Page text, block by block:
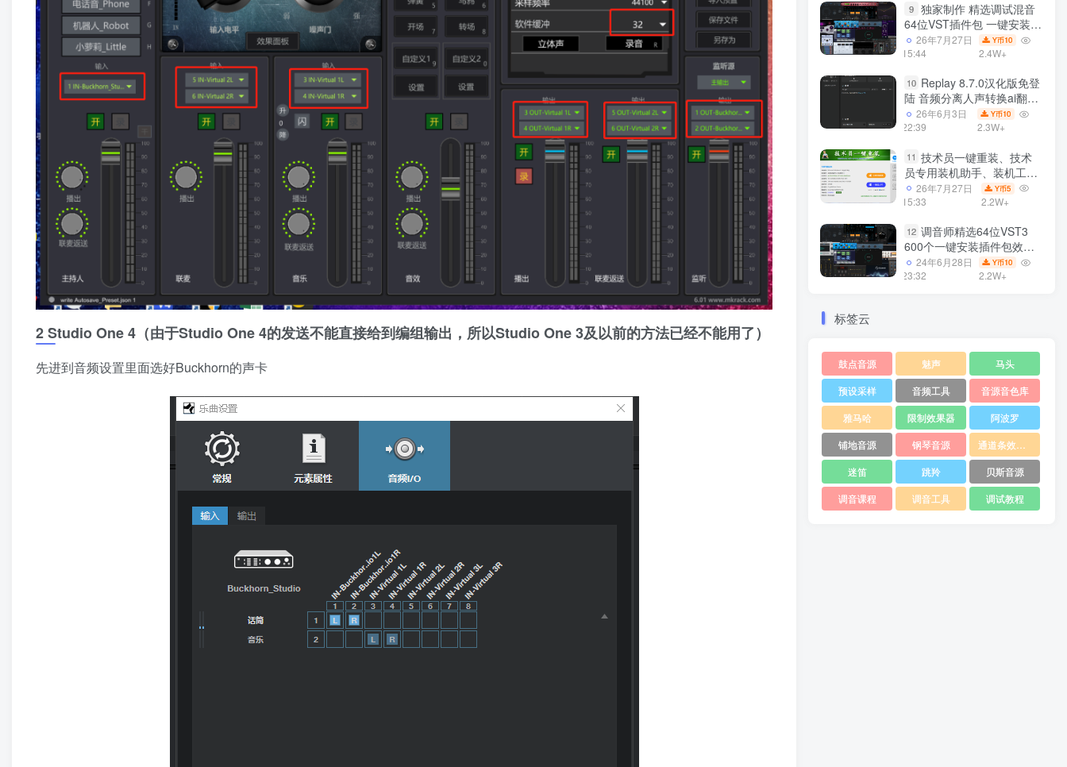
2 Studio One 4（由于Studio One 4的发送不能直接给到编组输出，所以Studio One 3及以前的方法已经不能用了）
先进到音频设置里面选好Buckhorn的声卡
9 独家制作 精选调试混音
64位VST插件包 一键安装
600个效果器合集v2.0 WiN
支持定制
26年7月27日
15:44
Y币10
2.4W+
10 Replay 8.7.0汉化版免登
陆 音频分离人声转换ai翻唱
支持50系显卡 一键安装
WiN
26年6月3日
22:39
Y币10
2.3W+
11 技术员一键重装、技术
员专用装机助手、装机工
具、电脑系统装机软件丶一
键安装系统
26年7月27日
15:33
Y币5
2.2W+
12 调音师精选64位VST3
600个一键安装插件包效果
器集合10G WiN
24年6月28日
23:32
Y币10
2.2W+
标签云
鼓点音源 魅声
马头
预设采样
音频工具
音源音色库
雅马哈
限制效果器
阿波罗
铺地音源
钢琴音源
通道条效果器
迷笛
跳羚
贝斯音源
调音课程
调音工具 调试教程